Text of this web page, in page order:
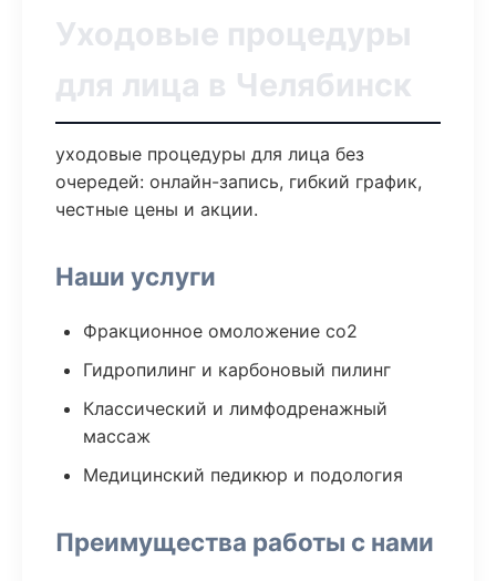
Уходовые процедуры
для лица в Челябинск
уходовые процедуры для лица без
очередей: онлайн-запись, гибкий график,
честные цены и акции.
Наши услуги
Фракционное омоложение co2
Гидропилинг и карбоновый пилинг
Классический и лимфодренажный
массаж
Медицинский педикюр и подология
Преимущества работы с нами